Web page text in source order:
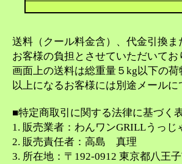
送料（クール料金含）、代金引換
お客様の負担とさせていただいてお
画面上の送料は総重量５kg以下の
以上になるお客様には別途メール
■特定商取引に関する法律に基づく
1. 販売業者：わんワンGRILLうっじ
2. 販売責任者：高島 真理
3. 所在地：〒192-0912 東京都八王